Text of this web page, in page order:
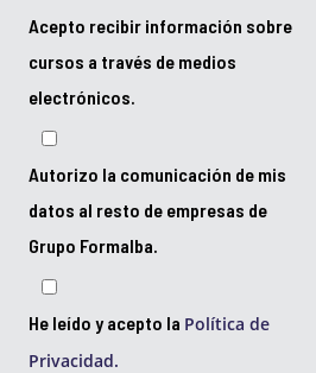
Acepto recibir información sobre
cursos a través de medios
electrónicos.
Autorizo la comunicación de mis
datos al resto de empresas de
Grupo Formalba.
He leído y acepto la Política de
Privacidad.